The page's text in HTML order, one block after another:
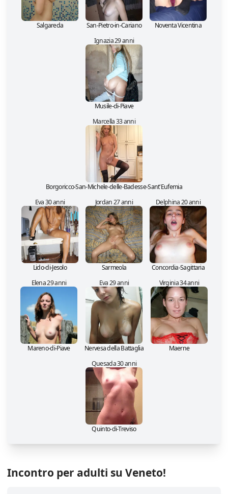
Salgareda San-Pietro-in-Cariano
Noventa Vicentina
Ignazia 29 anni
Musile-di-Piave
Marcella 33 anni
Borgoricco-San-Michele-delle-Badesse-Sant'Eufemia
Eva 30 anni
Lido-di-Jesolo
Jordan 27 anni
Sarmeola
Delphina 20 anni
Concordia-Sagittaria
Elena 29 anni
Mareno-di-Piave
Eva 29 anni
Nervesa della Battaglia
Virginia 34 anni
Maerne
Quesada 30 anni
Quinto-di-Treviso
Incontro per adulti su Veneto!